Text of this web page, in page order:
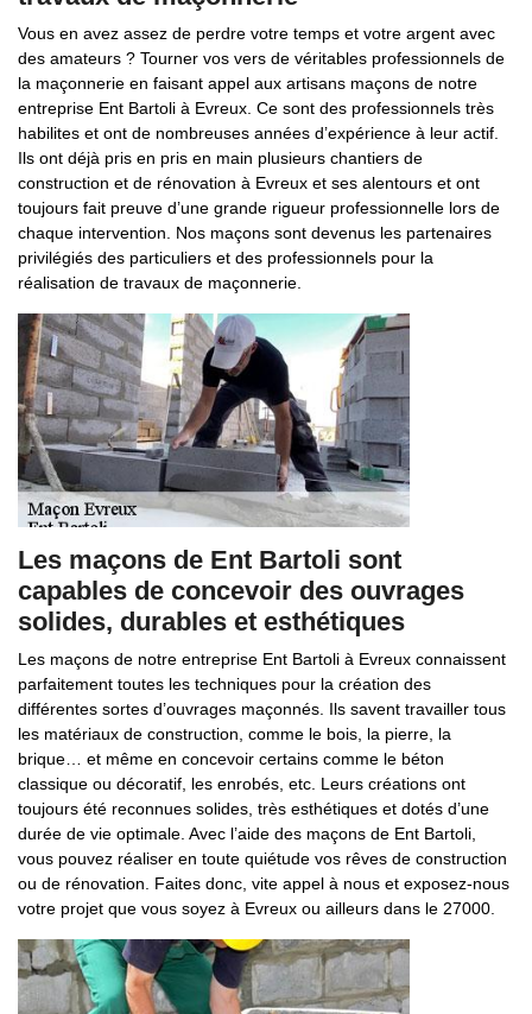
Vous en avez assez de perdre votre temps et votre argent avec
des amateurs ? Tourner vos vers de véritables professionnels de
la maçonnerie en faisant appel aux artisans maçons de notre
entreprise Ent Bartoli à Evreux. Ce sont des professionnels très
habilites et ont de nombreuses années d’expérience à leur actif.
Ils ont déjà pris en pris en main plusieurs chantiers de
construction et de rénovation à Evreux et ses alentours et ont
toujours fait preuve d’une grande rigueur professionnelle lors de
chaque intervention. Nos maçons sont devenus les partenaires
privilégiés des particuliers et des professionnels pour la
réalisation de travaux de maçonnerie.
Les maçons de Ent Bartoli sont
capables de concevoir des ouvrages
solides, durables et esthétiques
Les maçons de notre entreprise Ent Bartoli à Evreux connaissent
parfaitement toutes les techniques pour la création des
différentes sortes d’ouvrages maçonnés. Ils savent travailler tous
les matériaux de construction, comme le bois, la pierre, la
brique… et même en concevoir certains comme le béton
classique ou décoratif, les enrobés, etc. Leurs créations ont
toujours été reconnues solides, très esthétiques et dotés d’une
durée de vie optimale. Avec l’aide des maçons de Ent Bartoli,
vous pouvez réaliser en toute quiétude vos rêves de construction
ou de rénovation. Faites donc, vite appel à nous et exposez-nous
votre projet que vous soyez à Evreux ou ailleurs dans le 27000.